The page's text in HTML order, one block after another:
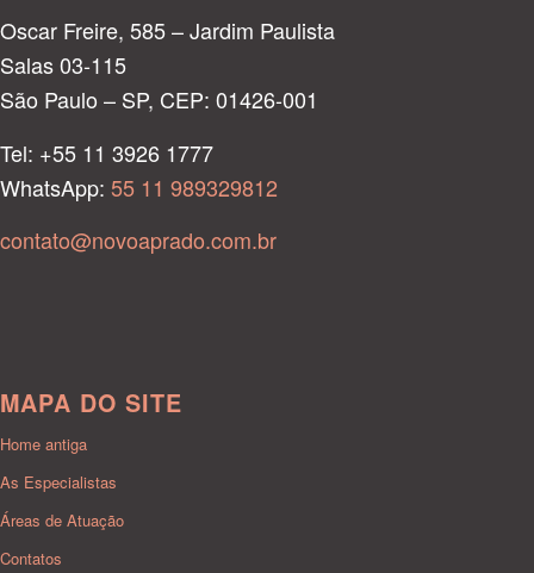
Oscar Freire, 585 – Jardim Paulista
Salas 03-115
São Paulo – SP, CEP: 01426-001
Tel: +55 11 3926 1777
WhatsApp: 55 11 989329812
contato@novoaprado.com.br
MAPA DO SITE
Home antiga
As Especialistas
Áreas de Atuação
Contatos